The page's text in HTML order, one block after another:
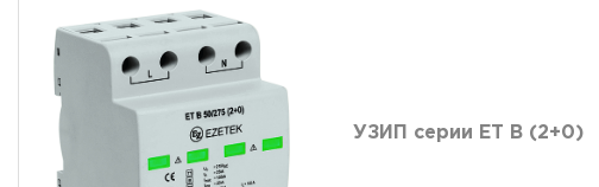
УЗИП серии ET B (2+0)